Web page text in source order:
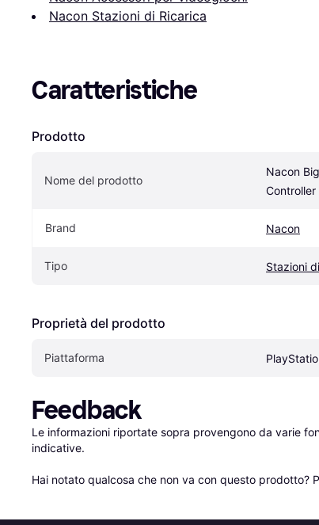
Nacon Stazioni di Ricarica
Caratteristiche
Prodotto
Nome del prodotto
Nacon
Controller
Brand Nacon
Tipo Stazioni
Proprietà del prodotto
Piattaforma
Feedback
Le informazioni riportate sopra provengono da varie
indicative.
Hai notato qualcosa che non va con questo prodotto?